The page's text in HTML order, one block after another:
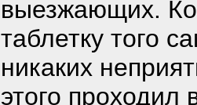
выезжающих.
таблетку того
никаких
этого проходил